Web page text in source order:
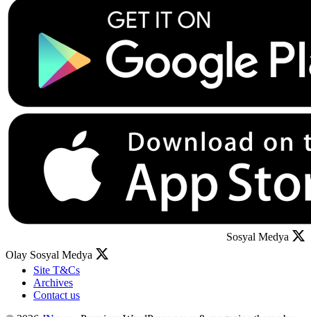
Sosyal Medya
Olay Sosyal Medya
Site T&Cs
Archives
Contact us